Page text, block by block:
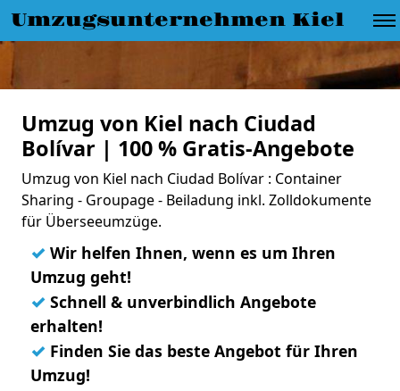
Umzugsunternehmen Kiel
Umzug von Kiel nach Ciudad
Bolívar | 100 % Gratis-Angebote
Umzug von Kiel nach Ciudad Bolívar : Container
Sharing - Groupage - Beiladung inkl. Zolldokumente
für Überseeumzüge.
✓ Wir helfen Ihnen, wenn es um Ihren
Umzug geht!
✓ Schnell & unverbindlich Angebote
erhalten!
✓ Finden Sie das beste Angebot für Ihren
Umzug!